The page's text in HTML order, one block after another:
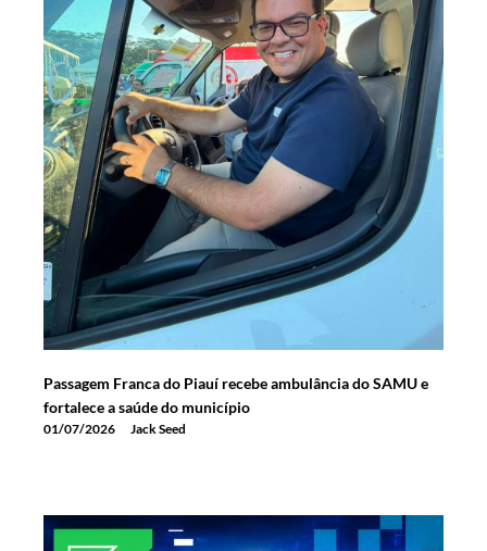
Passagem Franca do Piauí recebe ambulância do SAMU e
fortalece a saúde do município
01/07/2026 Jack Seed